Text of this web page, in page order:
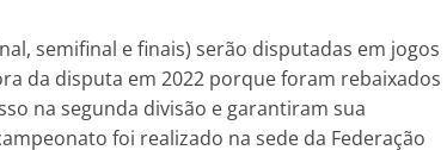
semifinal e finais) serão disputadas em jogos
da disputa em 2022 porque foram rebaixados
na segunda divisão e garantiram sua
foi realizado na sede da Federação